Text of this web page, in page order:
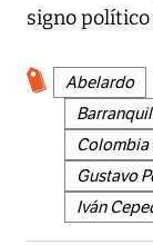
signo
Abelardo
Colombia
Gustavo
Iván